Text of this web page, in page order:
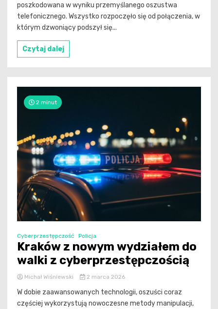
poszkodowana w wyniku przemyślanego oszustwa
telefonicznego. Wszystko rozpoczęło się od połączenia, w
którym dzwoniący podszył się...
Czytaj dalej
2 minut
Cyberprzestępczość Policja
Kraków z nowym wydziałem do
walki z cyberprzestępczością
Michał Wiśniewski 2 marca 2026
W dobie zaawansowanych technologii, oszuści coraz
częściej wykorzystują nowoczesne metody manipulacji,